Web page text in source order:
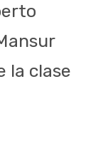
la clase